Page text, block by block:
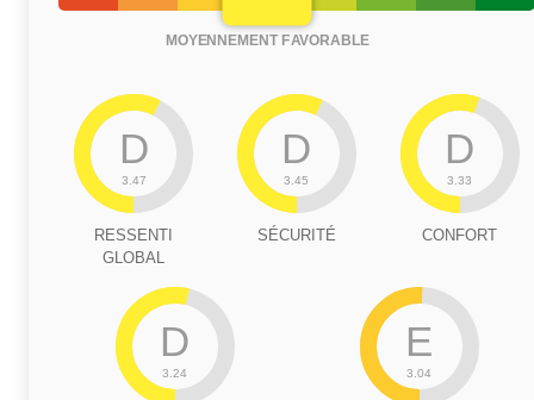
MOYENNEMENT FAVORABLE
D
3.47
RESSENTI
GLOBAL
D
3.45
SÉCURITÉ
D
3.33
CONFORT
D
3.24
E
3.04